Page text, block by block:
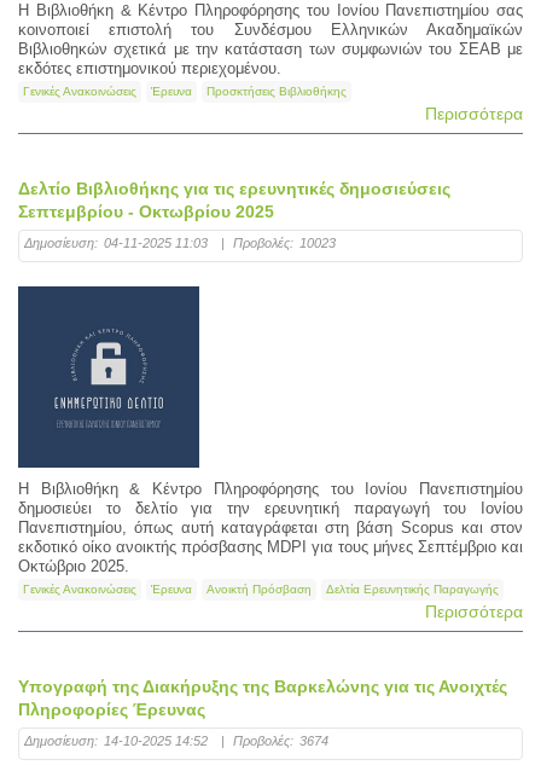
Η Βιβλιοθήκη & Κέντρο Πληροφόρησης του Ιονίου Πανεπιστημίου σας
κοινοποιεί επιστολή του Συνδέσμου Ελληνικών Ακαδημαϊκών
Βιβλιοθηκών σχετικά με την κατάσταση των συμφωνιών του ΣΕΑΒ με
εκδότες επιστημονικού περιεχομένου.
Γενικές Ανακοινώσεις Έρευνα Προσκτήσεις Βιβλιοθήκης
Περισσότερα
Δελτίο Βιβλιοθήκης για τις ερευνητικές δημοσιεύσεις
Σεπτεμβρίου - Οκτωβρίου 2025
Δημοσίευση: 04-11-2025 11:03 Προβολές: 10023
Η Βιβλιοθήκη & Κέντρο Πληροφόρησης του Ιονίου Πανεπιστημίου
δημοσιεύει το δελτίο για την ερευνητική παραγωγή του Ιονίου
Πανεπιστημίου, όπως αυτή καταγράφεται στη βάση Scopus και στον
εκδοτικό οίκο ανοικτής πρόσβασης MDPI για τους μήνες Σεπτέμβριο και
Οκτώβριο 2025.
Γενικές Ανακοινώσεις Έρευνα Ανοικτή Πρόσβαση Δελτία Ερευνητικής Παραγωγής
Περισσότερα
Υπογραφή της Διακήρυξης της Βαρκελώνης για τις Ανοιχτές
Πληροφορίες Έρευνας
Δημοσίευση: 14-10-2025 14:52 Προβολές: 3674